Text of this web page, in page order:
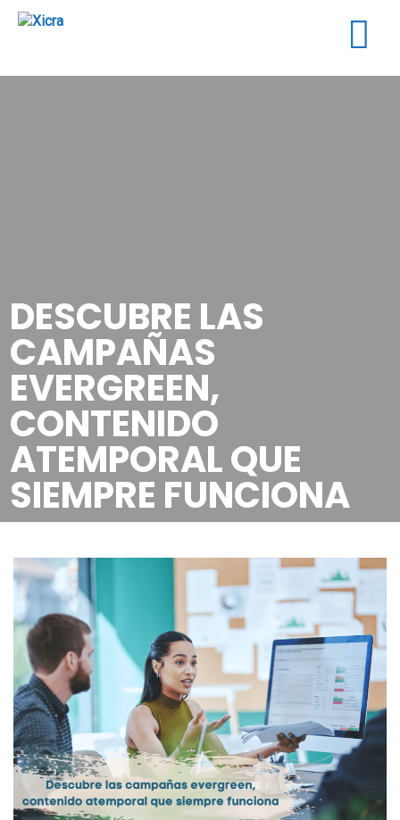
DESCUBRE LAS
CAMPAÑAS
EVERGREEN,
CONTENIDO
ATEMPORAL QUE
SIEMPRE FUNCIONA